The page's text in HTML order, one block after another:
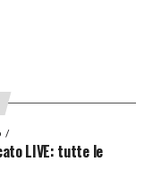
LIVE: tutte le